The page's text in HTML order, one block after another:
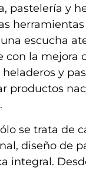
pastelería y
escucha
con la mejora
heladeros y
productos
se trata de
diseño de
integral.